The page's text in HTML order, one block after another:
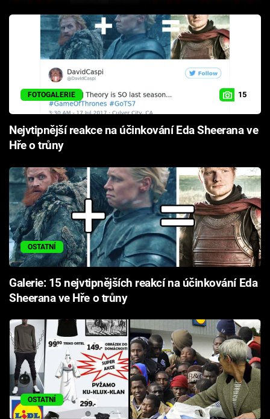
Sledujte prima+
Přihlášení
Sledujte nás
FOTOGALERIE 15
Nejvtipnější reakce na účinkování Eda Sheerana ve
Hře o trůny
OSTATNÍ
Galerie: 15 nejvtipnějších reakcí na účinkování Eda
Sheerana ve Hře o trůny
OSTATNÍ